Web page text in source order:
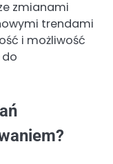
zmianami
trendami
i możliwość